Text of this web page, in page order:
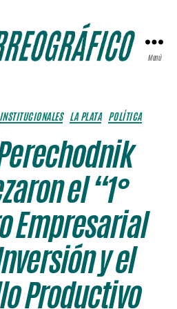
Menú
Categorías
INSTITUCIONALES LA PLATA POLÍTICA
el “1°
Empresarial
y el
Productivo